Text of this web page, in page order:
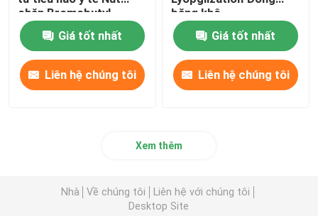
chặn Bromobutyl
Giá tốt nhất
Liên hệ chúng tôi
băng khô
Giá tốt nhất
Liên hệ chúng tôi
Xem thêm
Nhà Về chúng tôi
Liên hệ với chúng tôi
Desktop Site